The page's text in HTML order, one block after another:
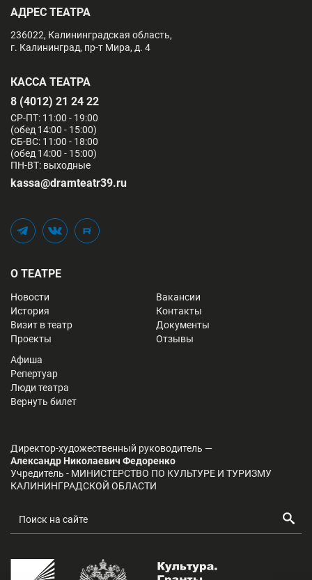
АДРЕС ТЕАТРА
236022, Калининградская область,
г. Калининград, пр-т Мира, д. 4
КАССА ТЕАТРА
8 (4012) 21 24 22
СР-ПТ: 11:00 - 19:00
(обед 14:00 - 15:00)
СБ-ВС: 11:00 - 18:00
(обед 14:00 - 15:00)
ПН-ВТ: выходные
kassa@dramteatr39.ru
TelegramВконтакте
Rutube
О ТЕАТРЕ
Новости
История
Визит в театр
Проекты
Вакансии
Контакты
Документы
Отзывы
Афиша
Репертуар
Люди театра
Вернуть билет
Директор-художественный руководитель —
Александр Николаевич Федоренко
Учредитель - МИНИСТЕРСТВО ПО КУЛЬТУРЕ И ТУРИЗМУ
КАЛИНИНГРАДСКОЙ ОБЛАСТИ